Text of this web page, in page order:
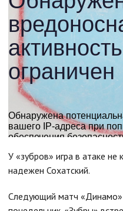
У «зубров» игра в атаке не
надежен Сохатский.
Следующий матч «Динамо»